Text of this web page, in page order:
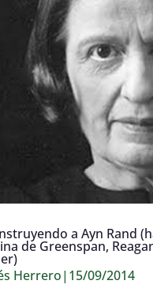
a Ayn Rand
de Greenspan,
Herrero|15/09/2014